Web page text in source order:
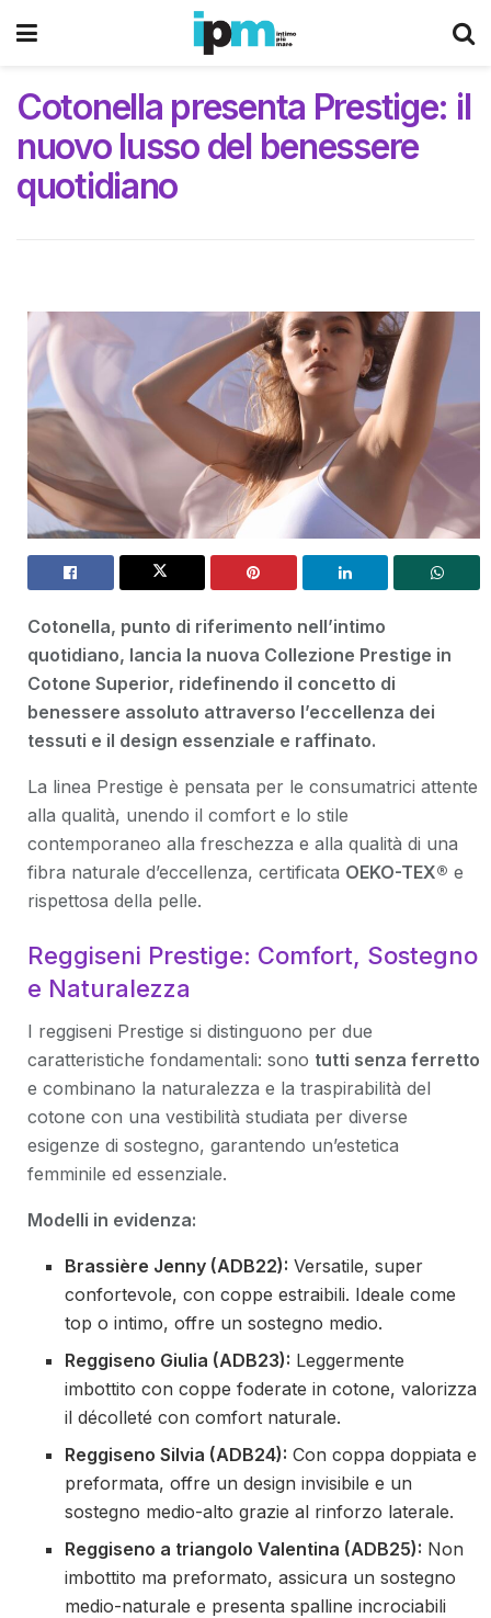
Cotonella presenta Prestige: il
nuovo lusso del benessere
quotidiano
Cotonella, punto di riferimento nell’intimo
quotidiano, lancia la nuova Collezione Prestige in
Cotone Superior, ridefinendo il concetto di
benessere assoluto attraverso l’eccellenza dei
tessuti e il design essenziale e raffinato.
La linea Prestige è pensata per le consumatrici attente
alla qualità, unendo il comfort e lo stile
contemporaneo alla freschezza e alla qualità di una
fibra naturale d’eccellenza, certificata OEKO-TEX® e
rispettosa della pelle.
Reggiseni Prestige: Comfort, Sostegno
e Naturalezza
I reggiseni Prestige si distinguono per due
caratteristiche fondamentali: sono tutti senza ferretto
e combinano la naturalezza e la traspirabilità del
cotone con una vestibilità studiata per diverse
esigenze di sostegno, garantendo un’estetica
femminile ed essenziale.
Modelli in evidenza:
Brassière Jenny (ADB22): Versatile, super
confortevole, con coppe estraibili. Ideale come
top o intimo, offre un sostegno medio.
Reggiseno Giulia (ADB23): Leggermente
imbottito con coppe foderate in cotone, valorizza
il décolleté con comfort naturale.
Reggiseno Silvia (ADB24): Con coppa doppiata e
preformata, offre un design invisibile e un
sostegno medio-alto grazie al rinforzo laterale.
Reggiseno a triangolo Valentina (ADB25): Non
imbottito ma preformato, assicura un sostegno
medio-naturale e presenta spalline incrociabili